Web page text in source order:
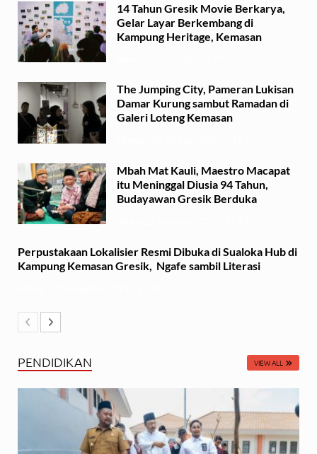
14 Tahun Gresik Movie Berkarya,
Gelar Layar Berkembang di
Kampung Heritage, Kemasan
The Jumping City, Pameran Lukisan
Damar Kurung sambut Ramadan di
Galeri Loteng Kemasan
Mbah Mat Kauli, Maestro Macapat
itu Meninggal Diusia 94 Tahun,
Budayawan Gresik Berduka
Perpustakaan Lokalisier Resmi Dibuka di Sualoka Hub di
Kampung Kemasan Gresik, Ngafe sambil Literasi
PENDIDIKAN VIEW ALL